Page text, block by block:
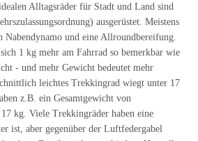
Alltagsräder für Stadt und Land sind
ausgerüstet. Meistens
Nabendynamo und eine Allroundbereifung.
1 kg mehr am Fahrrad so bemerkbar wie
- und mehr Gewicht bedeutet mehr
leichtes Trekkingrad wiegt unter 17
z.B. ein Gesamtgewicht von
kg. Viele Trekkingräder haben eine
ist, aber gegenüber der Luftfedergabel